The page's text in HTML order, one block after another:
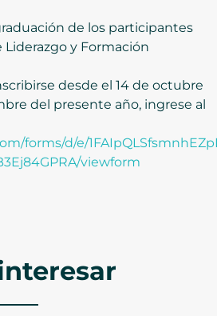
de los participantes
Liderazgo y Formación
desde el 14 de octubre
del presente año, ingrese al
forms/d/e/
viewform